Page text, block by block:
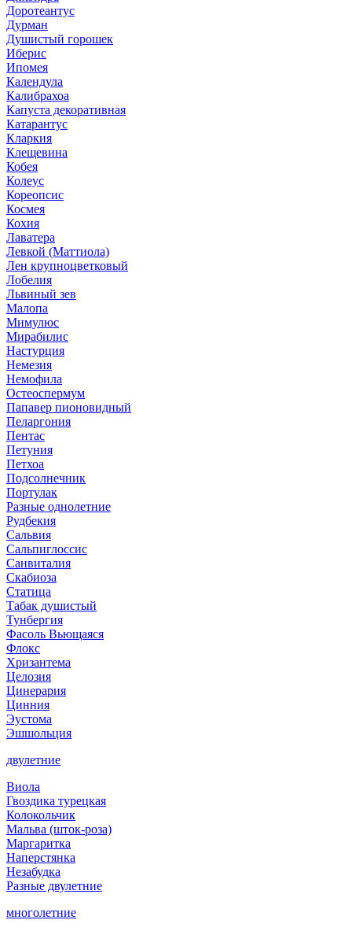
Доротеантус
Дурман
Душистый горошек
Иберис
Ипомея
Календула
Калибрахоа
Капуста декоративная
Катарантус
Кларкия
Клещевина
Кобея
Колеус
Кореопсис
Космея
Кохия
Лаватера
Левкой (Маттиола)
Лен крупноцветковый
Лобелия
Львиный зев
Малопа
Мимулюс
Мирабилис
Настурция
Немезия
Немофила
Остеоспермум
Папавер пионовидный
Пеларгония
Пентас
Петуния
Петхоа
Подсолнечник
Портулак
Разные однолетние
Рудбекия
Сальвия
Сальпиглоссис
Санвиталия
Скабиоза
Статица
Табак душистый
Тунбергия
Фасоль Вьющаяся
Флокс
Хризантема
Целозия
Цинерария
Цинния
Эустома
Эшшольция
двулетние
Виола
Гвоздика турецкая
Колокольчик
Мальва (шток-роза)
Маргаритка
Наперстянка
Незабудка
Разные двулетние
многолетние